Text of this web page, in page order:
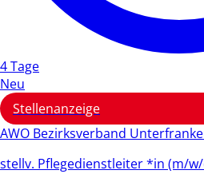
4 Tage
Neu
Stellenanzeige
AWO Bezirksverband
stellv. Pflegedienstleiter *in (m/w/